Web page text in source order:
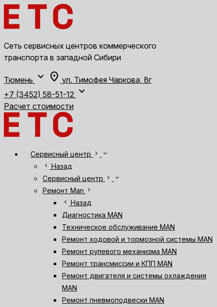
Сеть сервисных центров коммерческого
транспорта в западной Сибири
Тюмень expand_more location_on ул. Тимофея Чаркова, 8г
+7 (3452) 58-51-12 expand_more
Расчет стоимости
Сервисный центр chevron_right
expand_more
chevron_left Назад
Сервисный центр
chevron_right expand_more
Ремонт Man
chevron_right
chevron_left Назад
Диагностика MAN
Техническое обслуживание MAN
Ремонт ходовой и тормозной системы MAN
Ремонт рулевого механизма MAN
Ремонт трансмиссии и КПП MAN
Ремонт двигателя и системы охлаждения
MAN
Ремонт пневмоподвески MAN